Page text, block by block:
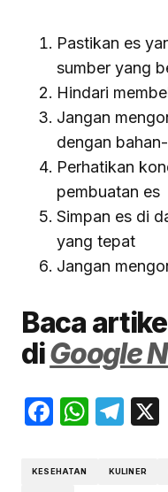
Pastikan es
sumber yang
Hindari
Jangan
dengan
Perhatikan
pembuatan es
Simpan es di
yang tepat
Jangan
Baca
diGoogle
Facebook
KESEHATAN KULINER